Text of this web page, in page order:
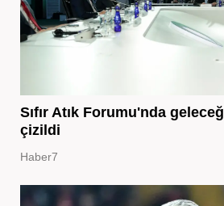
Sıfır Atık Forumu'nda
çizildi
Haber7